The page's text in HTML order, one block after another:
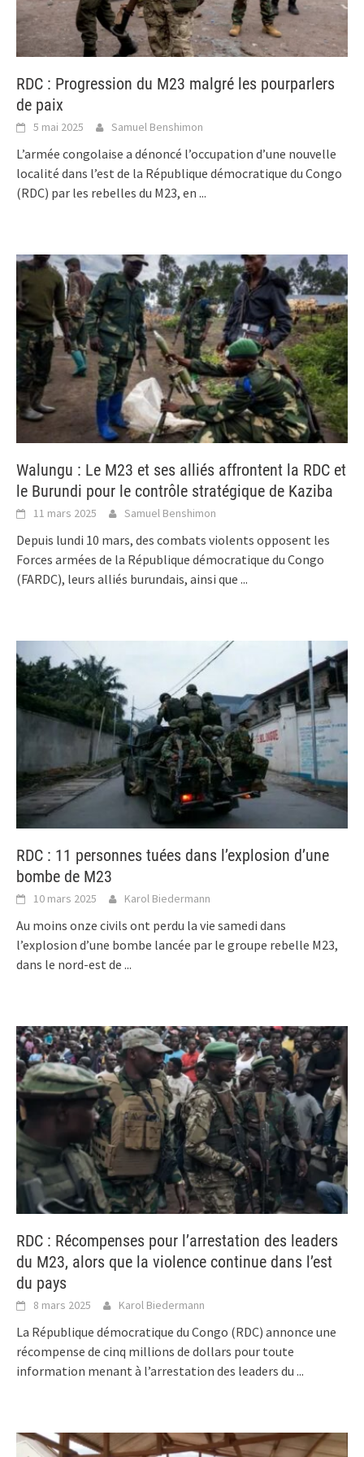
RDC : Progression du M23 malgré les pourparlers
de paix
5 mai 2025 Samuel Benshimon
L’armée congolaise a dénoncé l’occupation d’une nouvelle
localité dans l’est de la République démocratique du Congo
(RDC) par les rebelles du M23, en ...
Walungu : Le M23 et ses alliés affrontent la RDC et
le Burundi pour le contrôle stratégique de Kaziba
11 mars 2025 Samuel Benshimon
Depuis lundi 10 mars, des combats violents opposent les
Forces armées de la République démocratique du Congo
(FARDC), leurs alliés burundais, ainsi que ...
RDC : 11 personnes tuées dans l’explosion d’une
bombe de M23
10 mars 2025 Karol Biedermann
Au moins onze civils ont perdu la vie samedi dans
l’explosion d’une bombe lancée par le groupe rebelle M23,
dans le nord-est de ...
RDC : Récompenses pour l’arrestation des leaders
du M23, alors que la violence continue dans l’est
du pays
8 mars 2025 Karol Biedermann
La République démocratique du Congo (RDC) annonce une
récompense de cinq millions de dollars pour toute
information menant à l’arrestation des leaders du ...